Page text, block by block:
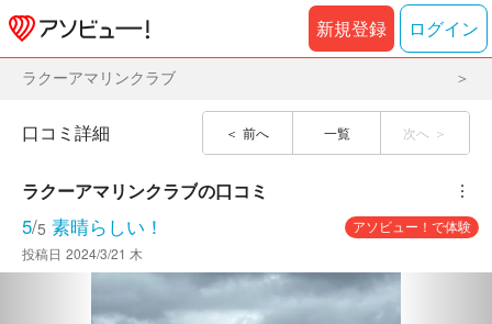
新規登録 ログイン
ラクーアマリンクラブ
前へ 一覧 次へ
口コミ詳細
ラクーアマリンクラブの口コミ ︙
5/5 素晴らしい！
アソビュー！で体験
投稿日 2024/3/21 木